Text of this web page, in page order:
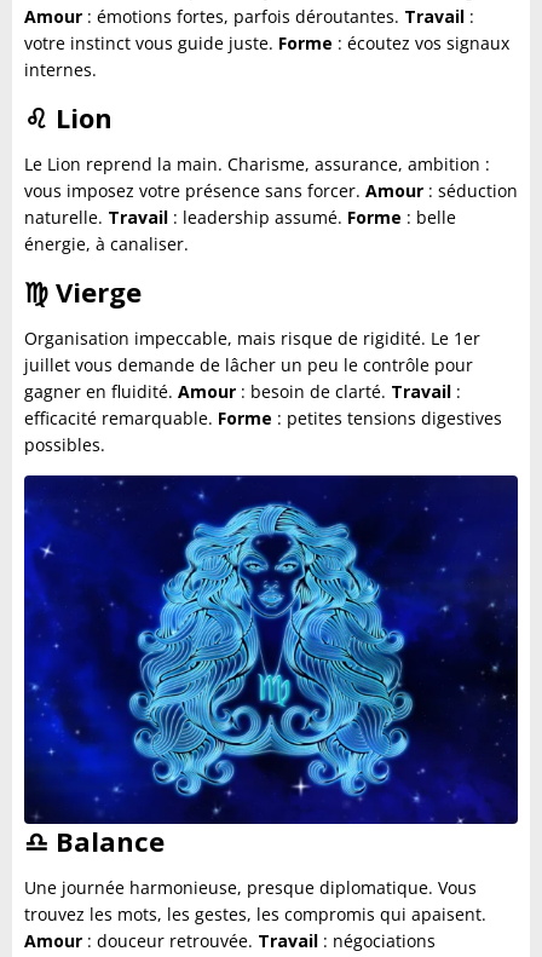
Amour : émotions fortes, parfois déroutantes. Travail :
votre instinct vous guide juste. Forme : écoutez vos signaux
internes.
♌ Lion
Le Lion reprend la main. Charisme, assurance, ambition :
vous imposez votre présence sans forcer. Amour : séduction
naturelle. Travail : leadership assumé. Forme : belle
énergie, à canaliser.
♍ Vierge
Organisation impeccable, mais risque de rigidité. Le 1er
juillet vous demande de lâcher un peu le contrôle pour
gagner en fluidité. Amour : besoin de clarté. Travail :
efficacité remarquable. Forme : petites tensions digestives
possibles.
♎ Balance
Une journée harmonieuse, presque diplomatique. Vous
trouvez les mots, les gestes, les compromis qui apaisent.
Amour : douceur retrouvée. Travail : négociations